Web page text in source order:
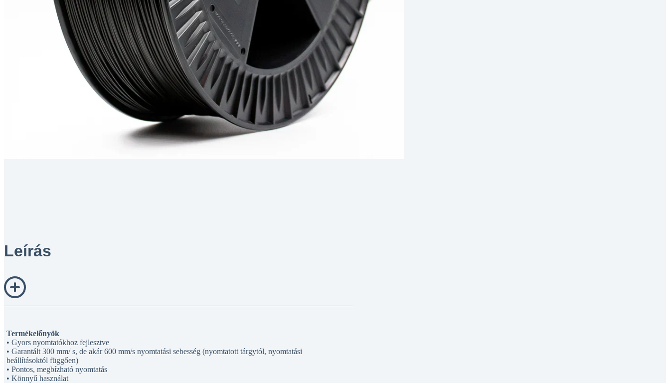
Leírás
Termékelőnyök
• Gyors nyomtatókhoz fejlesztve
• Garantált 300 mm/ s, de akár 600 mm/s nyomtatási sebesség (nyomtatott tárgytól, nyomtatási
beállításoktól függően)
• Pontos, megbízható nyomtatás
• Könnyű használat